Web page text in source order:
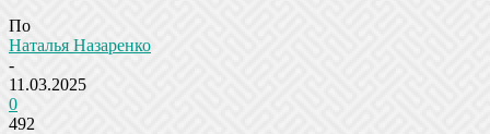
По
Наталья Назаренко
-
11.03.2025
0
492